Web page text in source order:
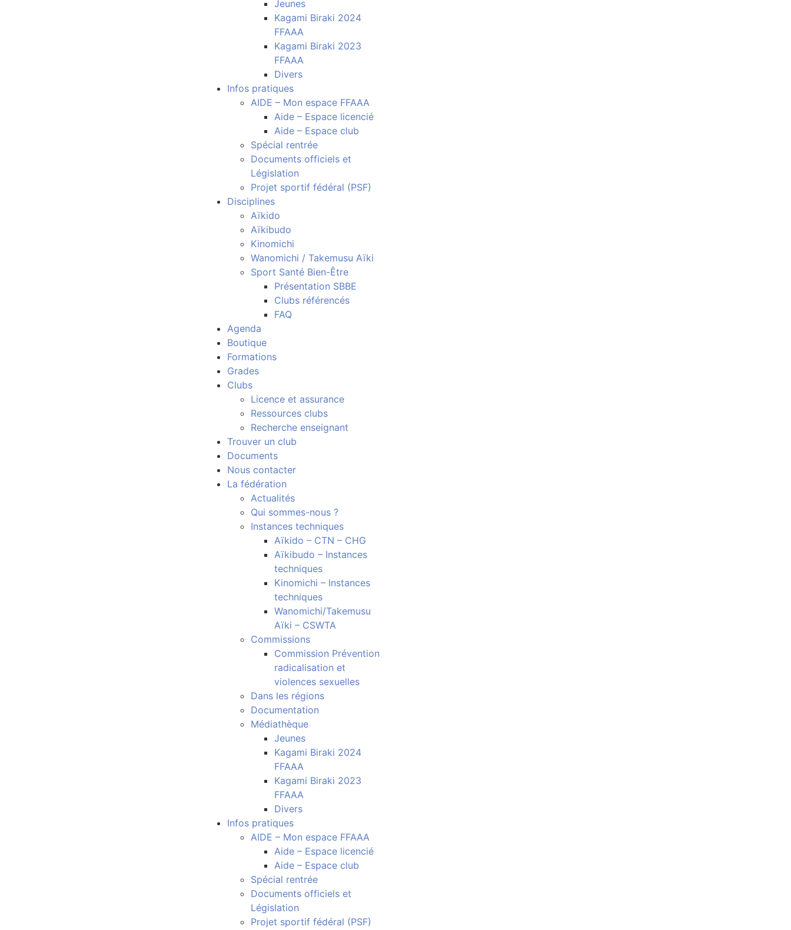
Jeunes
Kagami Biraki 2024
FFAAA
Kagami Biraki 2023
FFAAA
Divers
Infos pratiques
AIDE – Mon espace FFAAA
Aide – Espace licencié
Aide – Espace club
Spécial rentrée
Documents officiels et
Législation
Projet sportif fédéral (PSF)
Disciplines
Aïkido
Aïkibudo
Kinomichi
Wanomichi / Takemusu Aïki
Sport Santé Bien-Être
Présentation SBBE
Clubs référencés
FAQ
Agenda
Boutique
Formations
Grades
Clubs
Licence et assurance
Ressources clubs
Recherche enseignant
Trouver un club
Documents
Nous contacter
La fédération
Actualités
Qui sommes-nous ?
Instances techniques
Aïkido – CTN – CHG
Aïkibudo – Instances
techniques
Kinomichi – Instances
techniques
Wanomichi/Takemusu
Aïki – CSWTA
Commissions
Commission Prévention
radicalisation et
violences sexuelles
Dans les régions
Documentation
Médiathèque
Jeunes
Kagami Biraki 2024
FFAAA
Kagami Biraki 2023
FFAAA
Divers
Infos pratiques
AIDE – Mon espace FFAAA
Aide – Espace licencié
Aide – Espace club
Spécial rentrée
Documents officiels et
Législation
Projet sportif fédéral (PSF)